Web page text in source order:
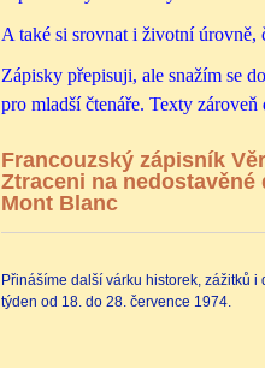
A také si srovnat i životní úrovně,
Zápisky přepisuji, ale snažím se
pro mladší čtenáře. Texty
Francouzský zápisník
Ztraceni na
Mont Blanc
Přinášíme další várku historek, zážitků
týden od 18. do 28. července 1974.